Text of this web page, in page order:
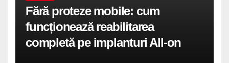
Fără proteze mobile: cum
funcționează reabilitarea
completă pe implanturi All-on